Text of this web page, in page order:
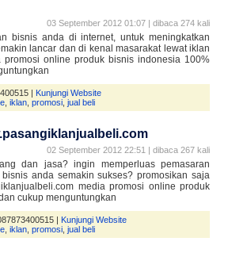
03 September 2012 01:07 | dibaca 274 kali
bisnis anda di internet, untuk meningkatkan
lancar dan di kenal masarakat lewat iklan
promosi online produk bisnis indonesia 100%
| Kunjungi Website
iklan promosi jual beli
02 September 2012 22:51 | dibaca 267 kali
dan jasa? ingin memperluas pemasaran
anda semakin sukses? promosikan saja
media promosi online produk
cukup menguntungkan
| Kunjungi Website
iklan promosi jual beli